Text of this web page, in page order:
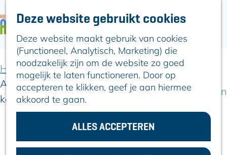
Deze website gebruikt cookies
Deze website maakt gebruik van cookies
(Functioneel, Analytisch, Marketing) die
noodzakelijk zijn om de website zo goed
mogelijk te laten functioneren. Door op
accepteren te klikken, geef je aan hiermee
akkoord te gaan.
ALLES ACCEPTEREN
n
a
a
r
ARTIKELEN
Hier is Boskoop
Lekker Lokaal
Ontdek het
Erfgoed
Natuurlijk genieten
In en om Alphen
Kleuren van de
toren
Home
Artikelen
AFA Cup bij ARC: voetbal, cultuur en beleving
komen samen
24 februari 2026 | | |